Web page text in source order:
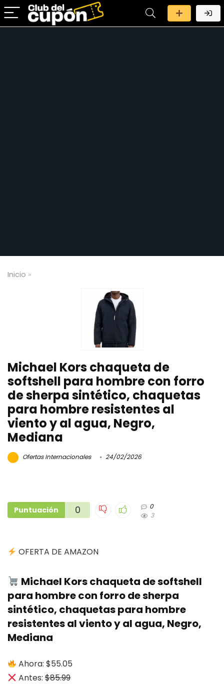
Inicio »
Michael Kors chaqueta de
softshell para hombre con forro
de sherpa sintético, chaquetas
para hombre resistentes al
viento y al agua, Negro,
Mediana
Ofertas Internacionales 24/02/2026
Puntuación 0
0
3
OFERTA DE AMAZON
Michael Kors chaqueta de softshell
para hombre con forro de sherpa
sintético, chaquetas para hombre
resistentes al viento y al agua, Negro,
Mediana
Ahora: $55.05
Antes:$85.99